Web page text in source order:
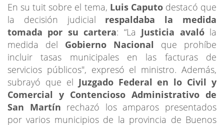
En su tuit sobre el tema, Luis Caputodestacó que
la decisión judicial respaldaba la medida
tomada por su cartera: “La Justicia avalóla
medida del Gobierno Nacional que prohíbe
incluir tasas municipales en las facturas de
servicios públicos", expresó el ministro. Además,
subrayó que el Juzgado Federal en lo Civil y
Comercial y Contencioso Administrativo de
San Martín rechazó los amparos presentados
por varios municipios de la provincia de Buenos